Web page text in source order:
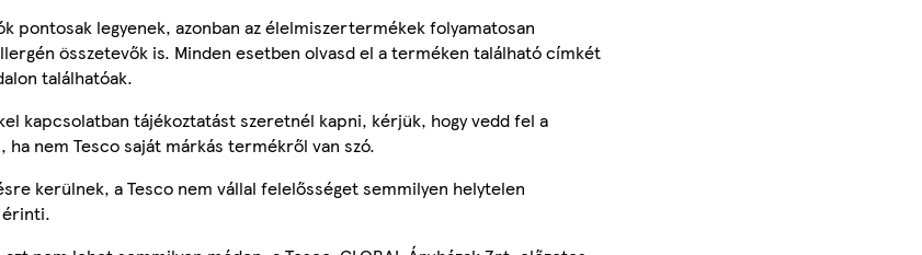
pontosak legyenek, azonban az élelmiszertermékek folyamatosan
összetevők is. Minden esetben olvasd el a terméken található címkét
találhatóak.
kapcsolatban tájékoztatást szeretnél kapni, kérjük, hogy vedd fel a
nem Tesco saját márkás termékről van szó.
kerülnek, a Tesco nem vállal felelősséget semmilyen helytelen
érinti.